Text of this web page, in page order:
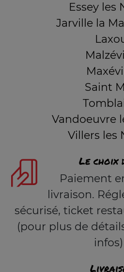
Essey les
Jarville la
Saint
Vandoeuvre
Villers les
Le choix
Paiement
livraison.
sécurisé, ticket
(pour plus de
infos)